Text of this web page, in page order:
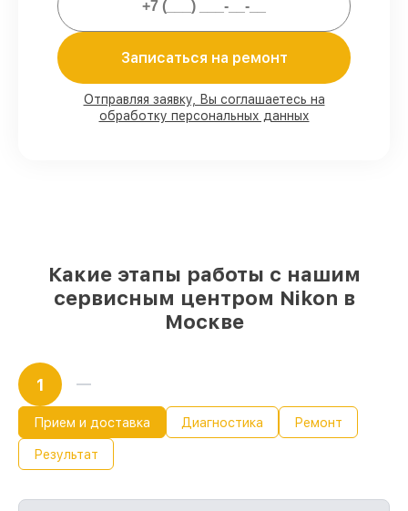
Мы гарантируем:
80%работ с возможностью наблюдения
работ за 1–2 часа, если мастер
приступает к восстановлению сразу
Записаться на ремонт
Отправляя заявку, Вы соглашаетесь на
обработку персональных данных
Какие этапы работы с нашим
сервисным центром Nikon в
Москве
1
Прием и доставка Диагностика Ремонт
Результат